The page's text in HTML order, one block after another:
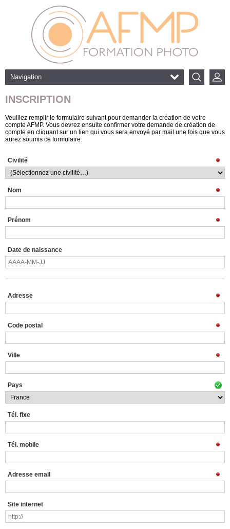
Navigation
INSCRIPTION
Veuillez remplir le formulaire suivant pour demander la création de votre
compte AFMP. Vous devrez ensuite confirmer votre demande de création de
compte en cliquant sur un lien qui vous sera envoyé par mail une fois que vous
aurez soumis ce formulaire.
Civilité
Nom
Prénom
Date de naissance
Adresse
Code postal
Ville
Pays
Tél. fixe
Tél. mobile
Adresse email
Site internet